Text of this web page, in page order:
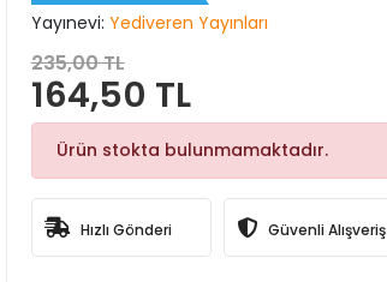
Yayınevi: Yediveren Yayınları
235,00 TL
164,50 TL
Ürün stokta bulunmamaktadır.
Hızlı Gönderi Güvenli Alışveriş